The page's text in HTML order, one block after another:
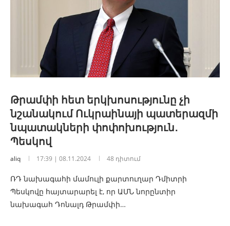
Թրամփի հետ երկխոսությունը չի
նշանակում Ուկրաինայի պատերազմի
նպատակների փոփոխություն․
Պեսկով
aliq 17:39 | 08.11.2024 48 դիտում
ՌԴ նախագահի մամուլի քարտուղար Դմիտրի
Պեսկովը հայտարարել է, որ ԱՄՆ նորընտիր
նախագահ Դոնալդ Թրամփի…